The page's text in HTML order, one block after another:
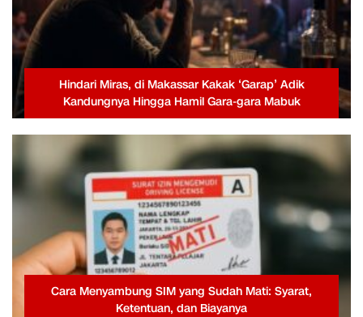
Hindari Miras, di Makassar Kakak ‘Garap’ Adik
Kandungnya Hingga Hamil Gara-gara Mabuk
Cara Menyambung SIM yang Sudah Mati: Syarat,
Ketentuan, dan Biayanya